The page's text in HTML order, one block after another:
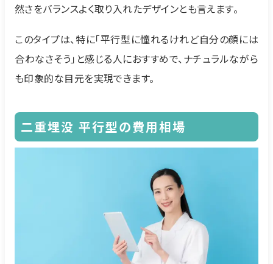
然さをバランスよく取り入れたデザインとも言えます。
このタイプは、特に「平行型に憧れるけれど自分の顔には
合わなさそう」と感じる人におすすめで、ナチュラルながら
も印象的な目元を実現できます。
二重埋没 平行型の費用相場